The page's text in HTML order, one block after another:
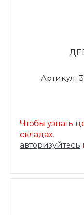
Артикул:
Чтобы узнать
складах,
авторизуйтесь